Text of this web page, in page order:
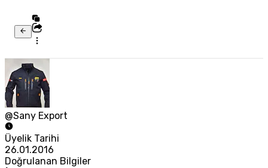
@Sany Export
Üyelik Tarihi
26.01.2016
Doğrulanan Bilgiler